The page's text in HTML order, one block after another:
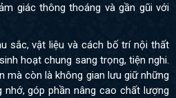
giác thông thoáng và gần gũi với
sắc, vật liệu và cách bố trí nội thất
hoạt chung sang trọng, tiện nghi.
mà còn là không gian lưu giữ những
góp phần nâng cao chất lượng